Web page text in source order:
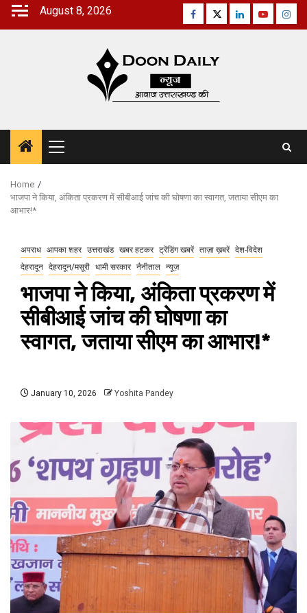
Skip
August 8, 2026 Facebook
TwitterLinkedinYoutube
Primary
Menu
Home
भाजपा ने किया, अंकिता प्रकरण में सीबीआई जांच की घोषणा का स्वागत, जताया सीएम का
आभार!*
अपराध आपका शहर उत्तराखंड खबर हटकर ट्रेंडिंग खबरें ताज़ा ख़बरें देश-विदेश
देहरादून देहरादून/मसूरी धामी सरकार नैनीताल न्यूज़
भाजपा ने किया, अंकिता प्रकरण में
सीबीआई जांच की घोषणा का
स्वागत, जताया सीएम का आभार!*
January 10, 2026 Yoshita Pandey